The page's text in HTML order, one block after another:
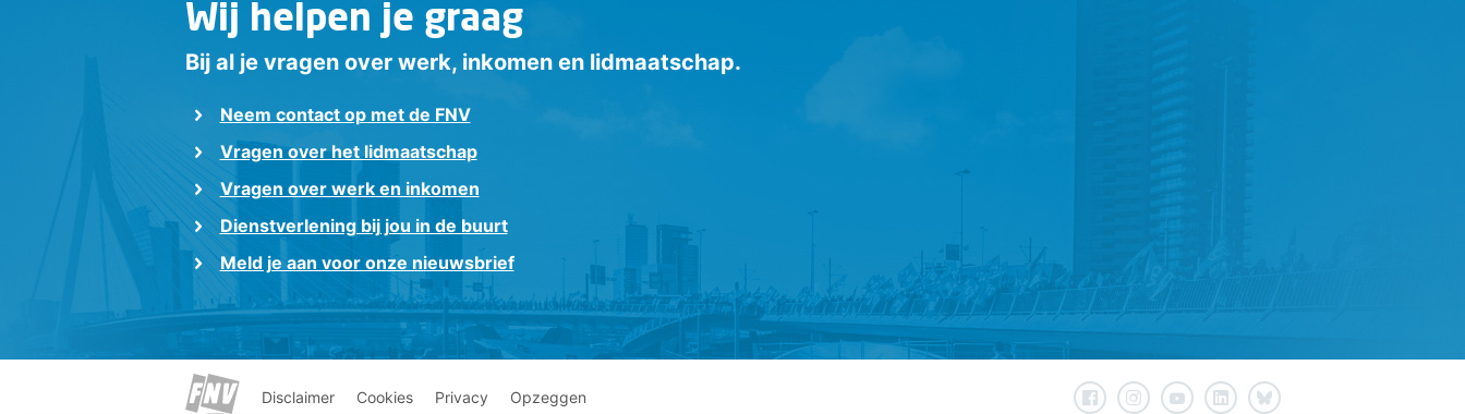
Wij helpen je graag
Bij al je vragen over werk, inkomen en lidmaatschap.
Neem contact op met de FNV
Vragen over het lidmaatschap
Vragen over werk en inkomen
Dienstverlening bij jou in de buurt
Meld je aan voor onze nieuwsbrief
Disclaimer Cookies Privacy Opzeggen